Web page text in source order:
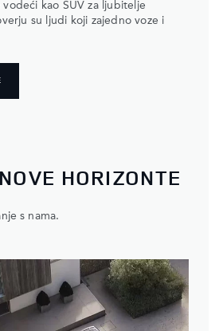
kao SUV za ljubitelje
su ljudi koji zajedno voze i
HORIZONTE
s nama.